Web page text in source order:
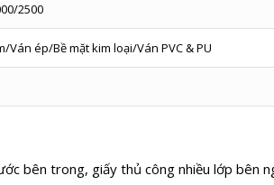
2500
Ván ép/Bề mặt kim loại/Ván PVC & PU
bên trong, giấy thủ công nhiều lớp bên